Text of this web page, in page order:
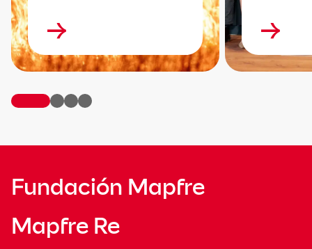
Fundación Mapfre
Mapfre Re